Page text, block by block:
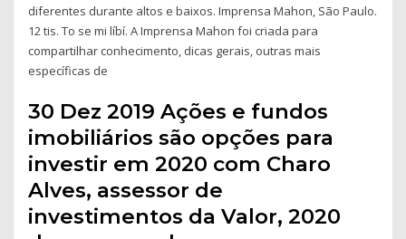
diferentes durante altos e baixos. Imprensa Mahon, São Paulo.
12 tis. To se mi líbí. A Imprensa Mahon foi criada para
compartilhar conhecimento, dicas gerais, outras mais
específicas de
30 Dez 2019 Ações e fundos
imobiliários são opções para
investir em 2020 com Charo
Alves, assessor de
investimentos da Valor, 2020